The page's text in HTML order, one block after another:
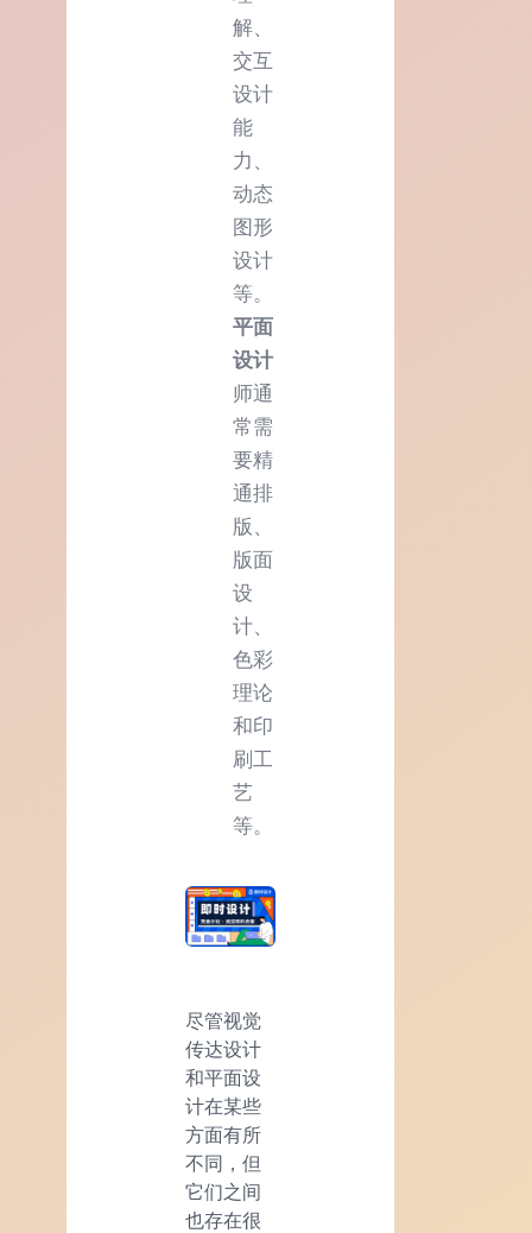
解、
交互
设计
能
力、
动态
图形
设计
等。
平面
设计
师通
常需
要精
通排
版、
版面
设
计、
色彩
理论
和印
刷工
艺
等。
尽管视觉
传达设计
和平面设
计在某些
方面有所
不同，但
它们之间
也存在很